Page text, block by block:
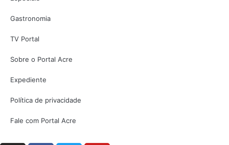
Gastronomia
TV Portal
Sobre o Portal Acre
Expediente
Política de privacidade
Fale com Portal Acre